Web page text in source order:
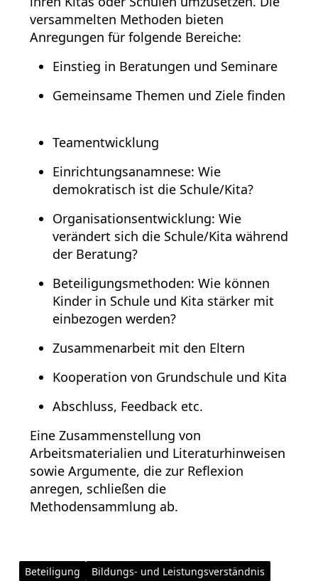
versammelten Methoden bieten
Anregungen für folgende Bereiche:
Einstieg in Beratungen und Seminare
Gemeinsame Themen und Ziele finden
Teamentwicklung
Einrichtungsanamnese: Wie
demokratisch ist die Schule/Kita?
Organisationsentwicklung: Wie
verändert sich die Schule/Kita während
der Beratung?
Beteiligungsmethoden: Wie können
Kinder in Schule und Kita stärker mit
einbezogen werden?
Zusammenarbeit mit den Eltern
Kooperation von Grundschule und Kita
Abschluss, Feedback etc.
Eine Zusammenstellung von
Arbeitsmaterialien und Literaturhinweisen
sowie Argumente, die zur Reflexion
anregen, schließen die
Methodensammlung ab.
Beteiligung Bildungs- und Leistungsverständnis